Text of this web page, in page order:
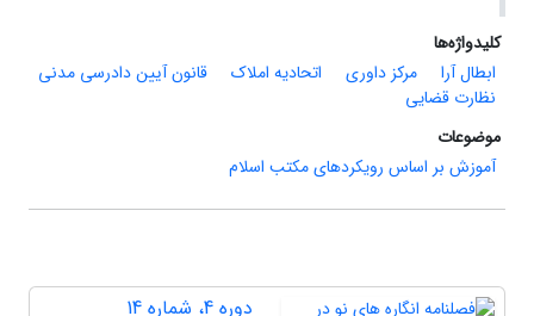
کلیدواژه‌ها
ابطال آرا
مرکز داوری اتحادیه املاک
قانون آیین دادرسی مدنی
نظارت قضایی
موضوعات
آموزش بر اساس رویکردهای مکتب اسلام
دوره 4، شماره 14